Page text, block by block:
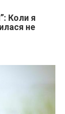
Коли я
не